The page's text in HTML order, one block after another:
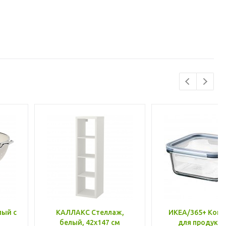
с
КАЛЛАКС Стеллаж,
белый, 42x147 см
ИКЕА/365+
для